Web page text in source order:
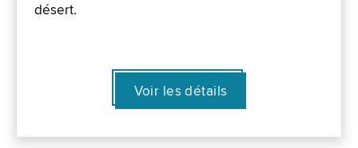
désert.
Voir les détails